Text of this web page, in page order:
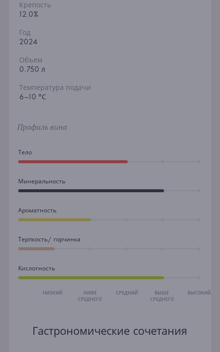
Крепость
12.0%
Год
2024
Объем
0.750 л
Температура подачи
6–10 °С
Профиль вина
Тело
Минеральность
Ароматность
Терпкость/ горчинка
Кислотность
НИЗКИЙ
НИЖЕ
СРЕДНЕГО
СРЕДНИЙ
ВЫШЕ
СРЕДНЕГО
ВЫСОКИЙ
Гастрономические сочетания